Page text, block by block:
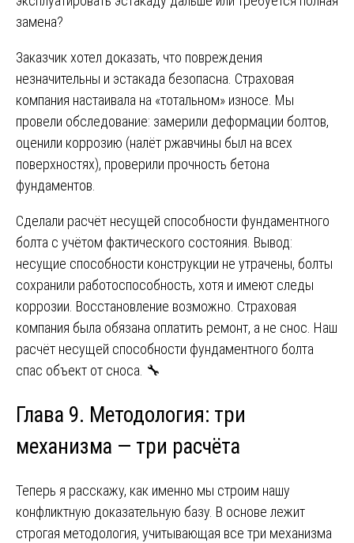
замена?
Заказчик хотел доказать, что повреждения
незначительны и эстакада безопасна. Страховая
компания настаивала на «тотальном» износе. Мы
провели обследование: замерили деформации болтов,
оценили коррозию (налёт ржавчины был на всех
поверхностях), проверили прочность бетона
фундаментов.
Сделали расчёт несущей способности фундаментного
болта с учётом фактического состояния. Вывод:
несущие способности конструкции не утрачены, болты
сохранили работоспособность, хотя и имеют следы
коррозии. Восстановление возможно. Страховая
компания была обязана оплатить ремонт, а не снос. Наш
расчёт несущей способности фундаментного болта
спас объект от сноса. 🔧
Глава 9. Методология: три
механизма — три расчёта
Теперь я расскажу, как именно мы строим нашу
конфликтную доказательную базу. В основе лежит
строгая методология, учитывающая все три механизма